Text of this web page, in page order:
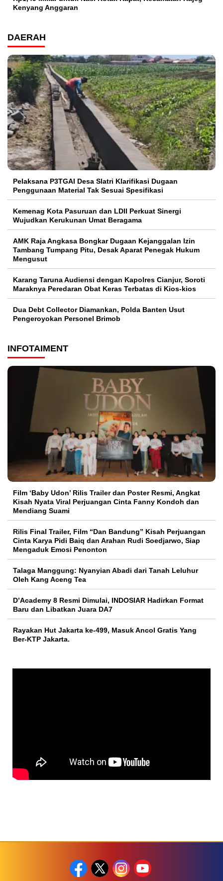
Kenyang Anggaran
DAERAH
Pelaksana P3TGAI Desa Slatri Klarifikasi Dugaan
Penggunaan Material Tak Sesuai Spesifikasi
Kemenag Kota Pasuruan dan LDII Perkuat Sinergi
Wujudkan Kerukunan Umat Beragama
AMK Raja Angkasa Bongkar Dugaan Kejanggalan Izin
Tambang Tumpang Pitu, Desak Aparat Penegak Hukum
Mengusut
Karang Taruna Audiensi dengan Kapolres Cianjur, Soroti
Maraknya Peredaran Obat Keras Terbatas di Kios-kios
Dua Debt Collector Diamankan, Polda Banten Usut
Pengeroyokan Personel Brimob
INFOTAIMENT
Film ‘Baby Udon’ Rilis Trailer dan Poster Resmi, Angkat
Kisah Nyata Viral Perjuangan Cinta Fanny Kondoh dan
Mendiang Suami
Rilis Final Trailer, Film “Dan Bandung” Kisah Perjuangan
Cinta Karya Pidi Baiq dan Arahan Rudi Soedjarwo, Siap
Mengaduk Emosi Penonton
Talaga Manggung: Nyanyian Abadi dari Tanah Leluhur
Oleh Kang Aceng Tea
D’Academy 8 Resmi Dimulai, INDOSIAR Hadirkan Format
Baru dan Libatkan Juara DA7
Rayakan Hut Jakarta ke-499, Masuk Ancol Gratis Yang
Ber-KTP Jakarta.